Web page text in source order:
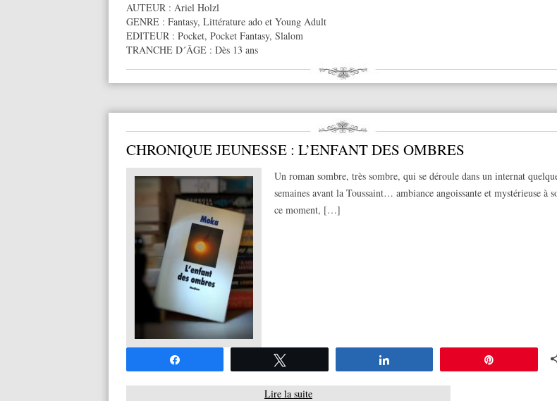
AUTEUR : Ariel Holzl
GENRE : Fantasy, Littérature ado et Young Adult
EDITEUR : Pocket, Pocket Fantasy, Slalom
TRANCHE D´ÂGE : Dès 13 ans
CHRONIQUE JEUNESSE : L’ENFANT DES OMBRES
Un roman sombre, très sombre, qui se déroule dans un internat
semaines avant la Toussaint… ambiance angoissante et mystérieuse à
ce moment, […]
Lire la suite